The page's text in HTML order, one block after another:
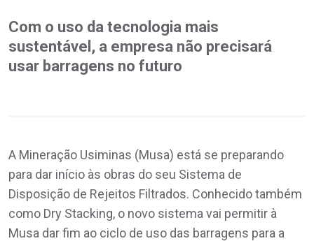
Com o uso da tecnologia mais
sustentável, a empresa não precisará
usar barragens no futuro
A Mineração Usiminas (Musa) está se preparando
para dar início às obras do seu Sistema de
Disposição de Rejeitos Filtrados. Conhecido também
como Dry Stacking, o novo sistema vai permitir à
Musa dar fim ao ciclo de uso das barragens para a